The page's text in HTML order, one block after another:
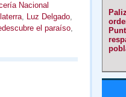
Nacional
, Luz Delgado,
el paraíso,